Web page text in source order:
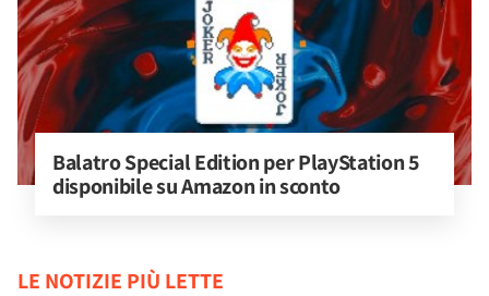
Balatro Special Edition per PlayStation 5
disponibile su Amazon in sconto
LE NOTIZIE PIÙ LETTE